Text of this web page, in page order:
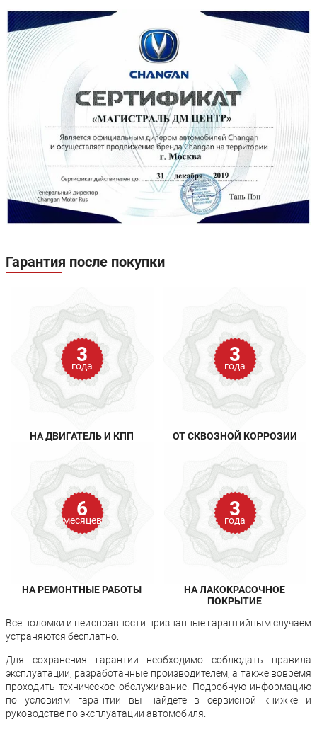
Гарантия после покупки
3
года
НА ДВИГАТЕЛЬ И КПП
3
года
ОТ СКВОЗНОЙ КОРРОЗИИ
6
месяцев
НА РЕМОНТНЫЕ РАБОТЫ
3
года
НА ЛАКОКРАСОЧНОЕ
ПОКРЫТИЕ
Все поломки и неисправности признанные гарантийным случаем
устраняются бесплатно.
Для сохранения гарантии необходимо соблюдать правила
эксплуатации, разработанные производителем, а также вовремя
проходить техническое обслуживание. Подробную информацию
по условиям гарантии вы найдете в сервисной книжке и
руководстве по эксплуатации автомобиля.